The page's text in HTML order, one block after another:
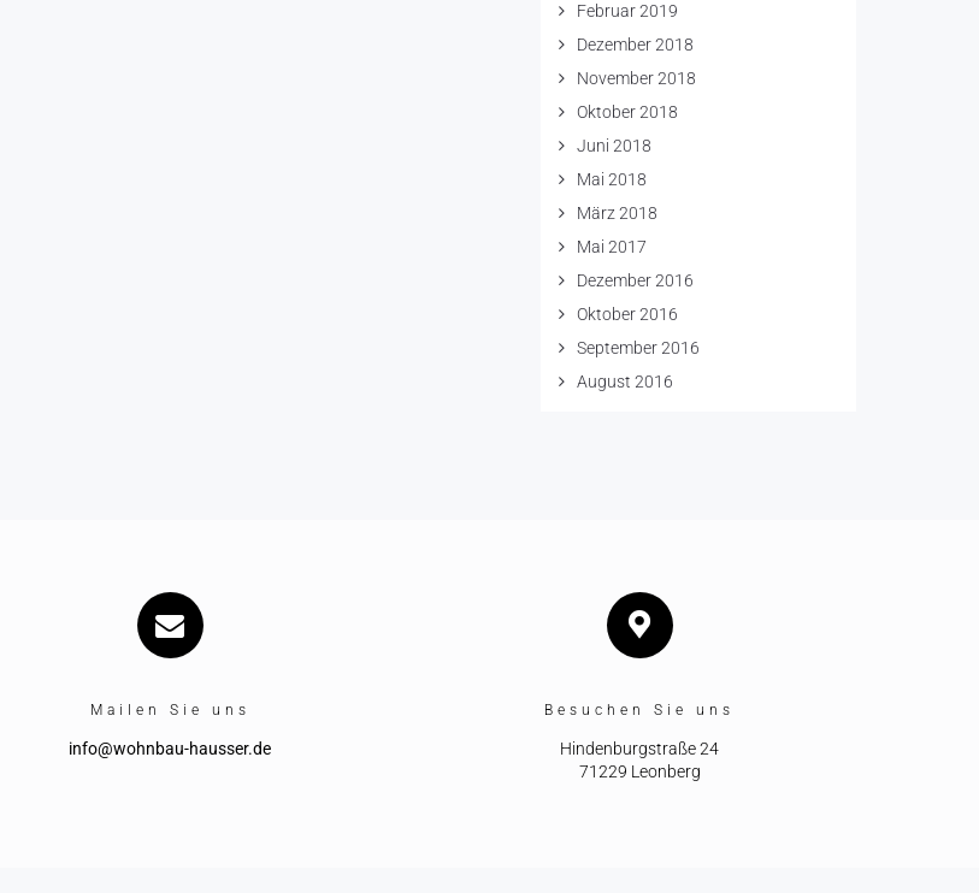
Februar 2019
Dezember 2018
November 2018
Oktober 2018
Juni 2018
Mai 2018
März 2018
Mai 2017
Dezember 2016
Oktober 2016
September 2016
August 2016
Mailen Sie uns
info@wohnbau-hausser.de
Besuchen Sie uns
Hindenburgstraße 24
71229 Leonberg